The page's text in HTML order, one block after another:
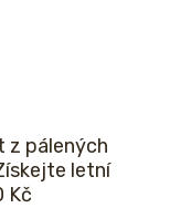
z pálených
letní
Kč